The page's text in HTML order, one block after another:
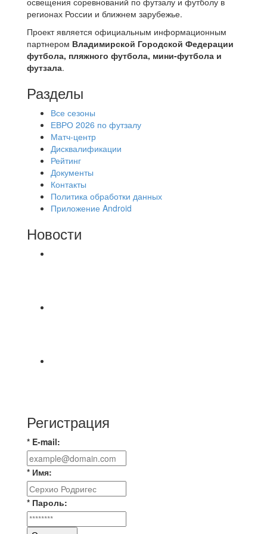
регионах России и ближнем зарубежье.
Проект является официальным информационным
партнером Владимирской Городской Федерации
футбола, пляжного футбола, мини-футбола и
футзала.
Разделы
Все сезоны
ЕВРО 2026 по футзалу
Матч-центр
Дисквалификации
Рейтинг
Документы
Контакты
Политика обработки данных
Приложение Android
Новости
Регистрация
* E-mail:
* Имя:
* Пароль: